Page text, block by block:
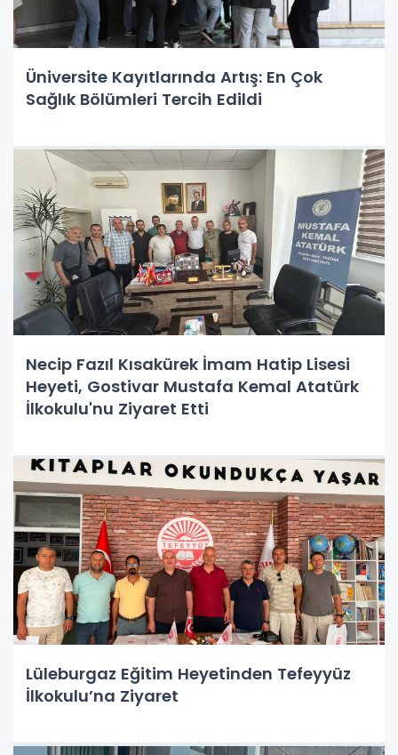
Üniversite Kayıtlarında Artış: En Çok
Sağlık Bölümleri Tercih Edildi
Necip Fazıl Kısakürek İmam Hatip Lisesi
Heyeti, Gostivar Mustafa Kemal Atatürk
İlkokulu'nu Ziyaret Etti
Lüleburgaz Eğitim Heyetinden Tefeyyüz
İlkokulu’na Ziyaret